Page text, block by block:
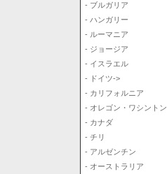
- ブルガリア
- ハンガリー
- ルーマニア
- ジョージア
- イスラエル
- ドイツ->
- カリフォルニア
- オレゴン・ワシントン
- カナダ
- チリ
- アルゼンチン
- オーストラリア